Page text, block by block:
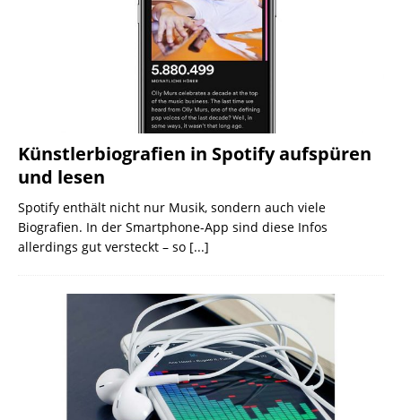
Künstlerbiografien in Spotify aufspüren
und lesen
Spotify enthält nicht nur Musik, sondern auch viele
Biografien. In der Smartphone-App sind diese Infos
allerdings gut versteckt – so [...]